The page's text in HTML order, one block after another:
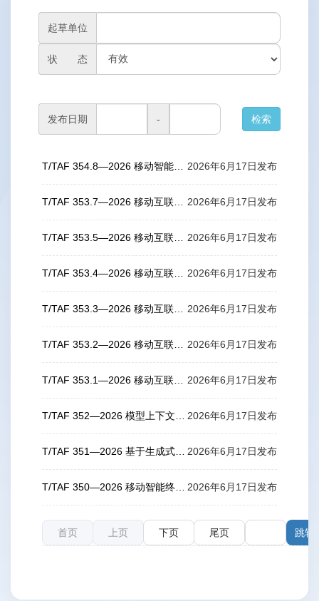
起草单位
状 态
发布日期 -
2026年6月17日发布
2026年6月17日发布
2026年6月17日发布
2026年6月17日发布
2026年6月17日发布
2026年6月17日发布
2026年6月17日发布
2026年6月17日发布
2026年6月17日发布
2026年6月17日发布
首页 上页 下页 尾页